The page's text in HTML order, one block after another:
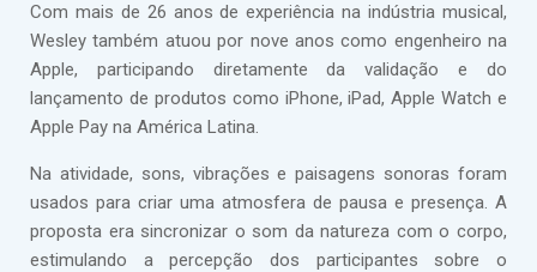
Com mais de 26 anos de experiência na indústria musical,
Wesley também atuou por nove anos como engenheiro na
Apple, participando diretamente da validação e do
lançamento de produtos como iPhone, iPad, Apple Watch e
Apple Pay na América Latina.
Na atividade, sons, vibrações e paisagens sonoras foram
usados para criar uma atmosfera de pausa e presença. A
proposta era sincronizar o som da natureza com o corpo,
estimulando a percepção dos participantes sobre o